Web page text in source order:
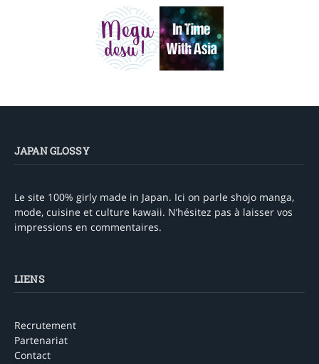
JAPAN GLOSSY
Le site 100% girly made in Japan. Ici on parle shojo manga,
mode, cuisine et culture kawaii. N’hésitez pas à laisser vos
impressions en commentaires.
LIENS
Recrutement
Partenariat
Contact